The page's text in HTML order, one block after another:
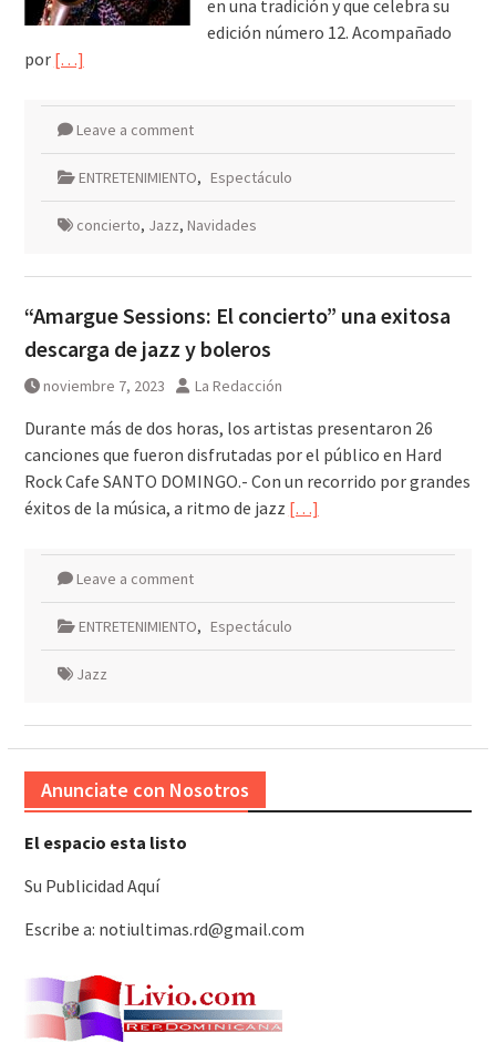
en una tradición y que celebra su
edición número 12. Acompañado
por […]
Leave a comment
ENTRETENIMIENTO, Espectáculo
concierto, Jazz, Navidades
“Amargue Sessions: El concierto” una exitosa
descarga de jazz y boleros
noviembre 7, 2023 La Redacción
Durante más de dos horas, los artistas presentaron 26
canciones que fueron disfrutadas por el público en Hard
Rock Cafe SANTO DOMINGO.- Con un recorrido por grandes
éxitos de la música, a ritmo de jazz […]
Leave a comment
ENTRETENIMIENTO, Espectáculo
Jazz
Anunciate con Nosotros
El espacio esta listo
Su Publicidad Aquí
Escribe a: notiultimas.rd@gmail.com